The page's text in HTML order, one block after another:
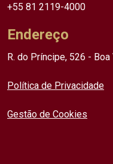
+55 81 2119-4000
Endereço
R. do Príncipe, 526 -
Política de Privacidade
Gestão de Cookies